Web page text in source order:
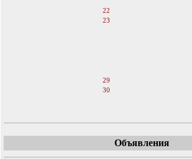
22
23
29
30
Объявления